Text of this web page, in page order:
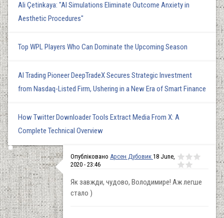
Ali Çetinkaya: "AI Simulations Eliminate Outcome Anxiety in
Aesthetic Procedures"
Top WPL Players Who Can Dominate the Upcoming Season
AI Trading Pioneer DeepTradeX Secures Strategic Investment
from Nasdaq-Listed Firm, Ushering in a New Era of Smart Finance
How Twitter Downloader Tools Extract Media From X: A
Complete Technical Overview
Опубліковано Арсен Дубовик 18 June,
2020 - 23:46
Як завжди, чудово, Володимире! Аж легше
стало )